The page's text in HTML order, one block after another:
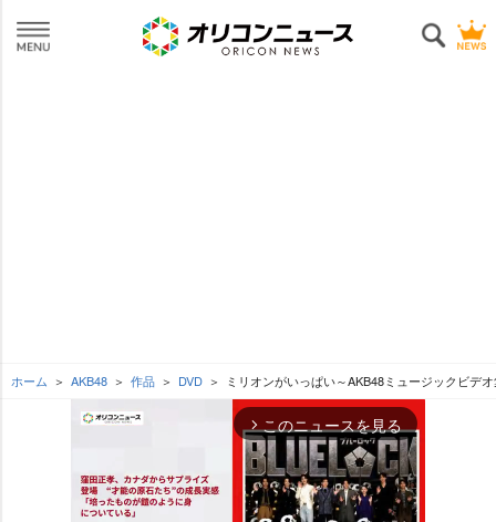
ホーム AKB48 作品 DVD ミリオンがいっぱい～AKB48ミュージックビデ
arrow_forward_ios このニュースを見る